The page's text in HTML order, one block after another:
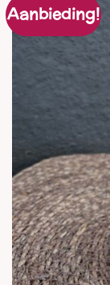
Aanbieding!